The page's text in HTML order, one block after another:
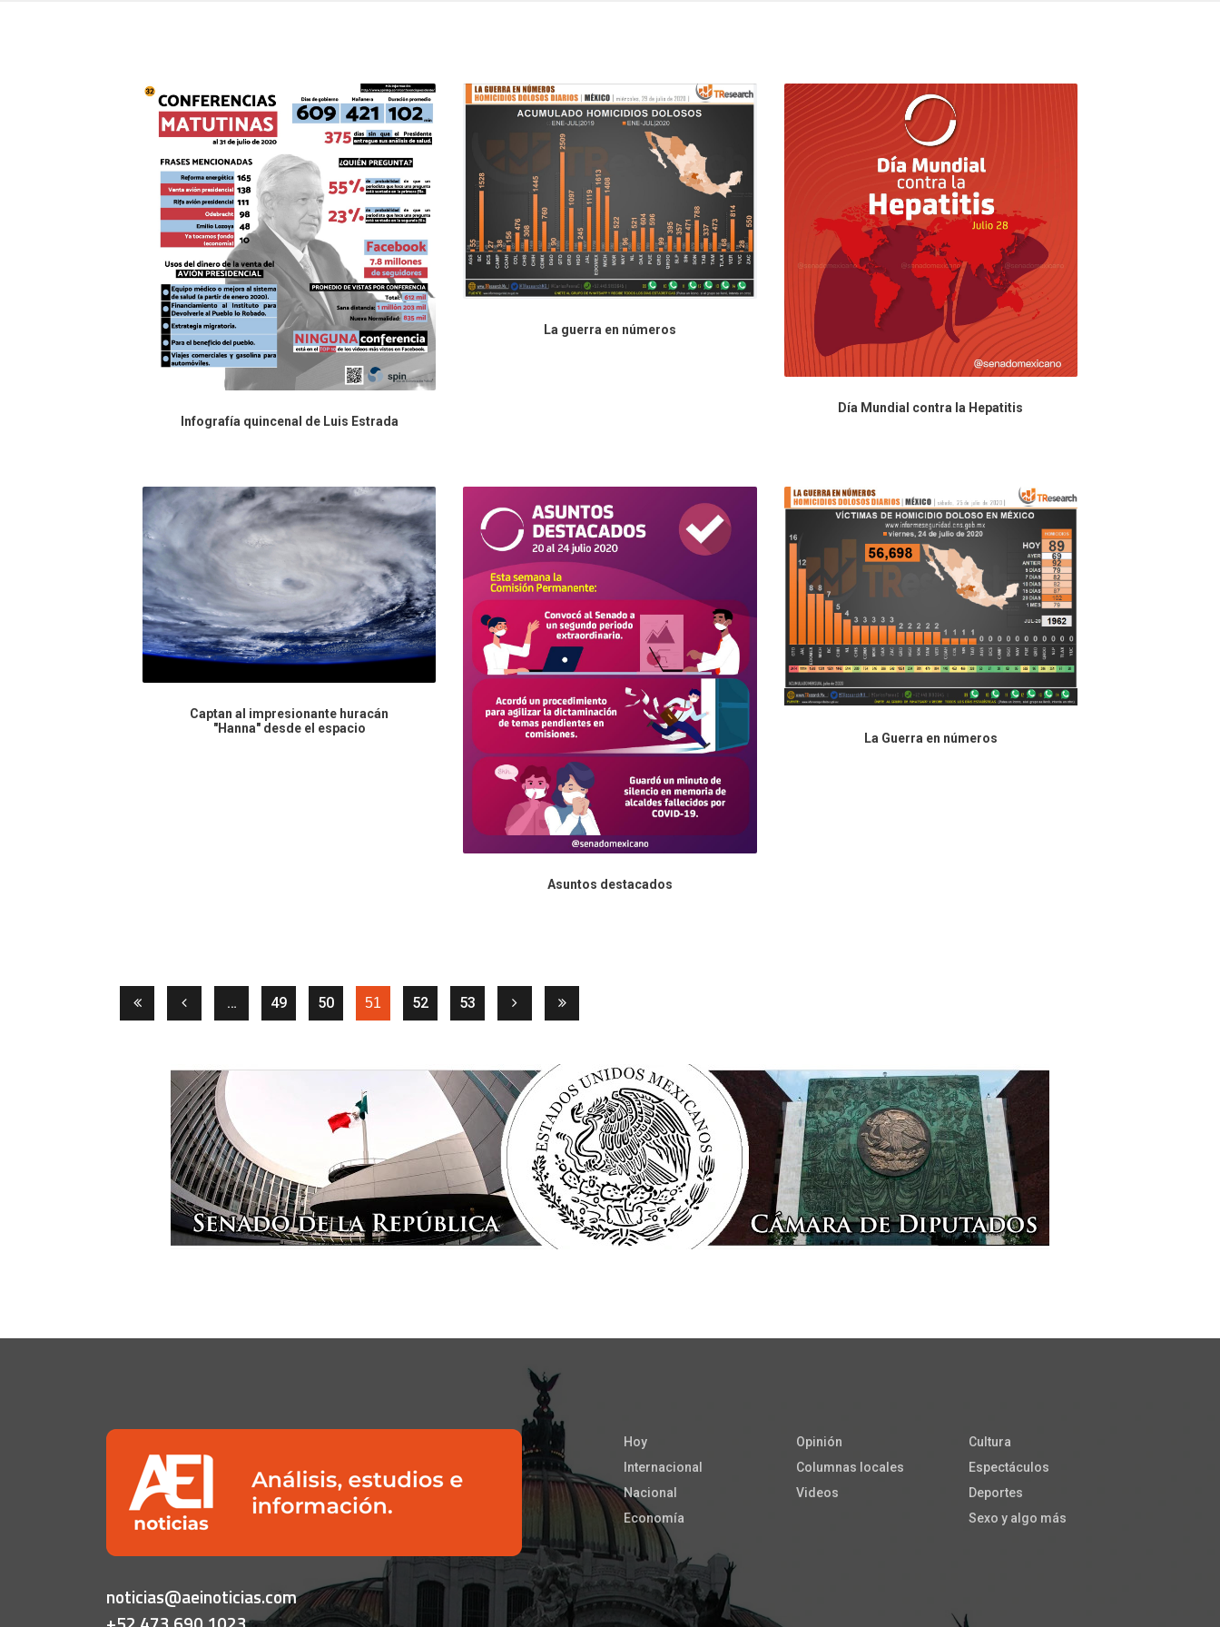
Infografía quincenal de Luis Estrada
La guerra en números
Día Mundial contra la Hepatitis
Captan al impresionante huracán
"Hanna" desde el espacio
Asuntos destacados
La Guerra en números
… 49 50 51 (current)
52 53
noticias@aeinoticias.com
Hoy
Internacional
Nacional
Economía
Opinión
Columnas locales
Videos
Cultura
Espectáculos
Deportes
Sexo y algo más